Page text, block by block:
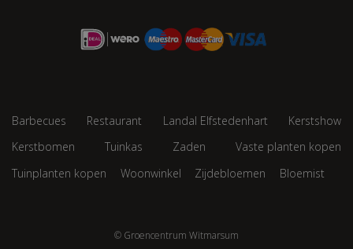
Barbecues Restaurant Landal Elfstedenhart
Kerstshow
Kerstbomen
Tuinkas Zaden
Vaste planten kopen
Tuinplanten kopen
Woonwinkel Zijdebloemen Bloemist
© Groencentrum Witmarsum